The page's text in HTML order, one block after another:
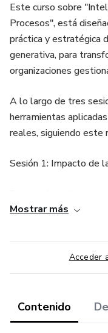
Este curso sobre
Procesos", está
práctica y estratégica
generativa, para
organizaciones
A lo largo de tres
herramientas
reales, siguiendo este
Sesión 1: Impacto de
generativa.
Se explican sus
claras, supervisión
Gemini, etc.) con sus
Mostrar más
Acceder
Contenido